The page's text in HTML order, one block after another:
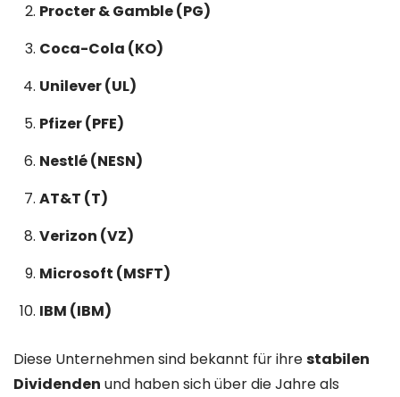
Procter & Gamble (PG)
Coca-Cola (KO)
Unilever (UL)
Pfizer (PFE)
Nestlé (NESN)
AT&T (T)
Verizon (VZ)
Microsoft (MSFT)
IBM (IBM)
Diese Unternehmen sind bekannt für ihrestabilen
Dividenden und haben sich über die Jahre als